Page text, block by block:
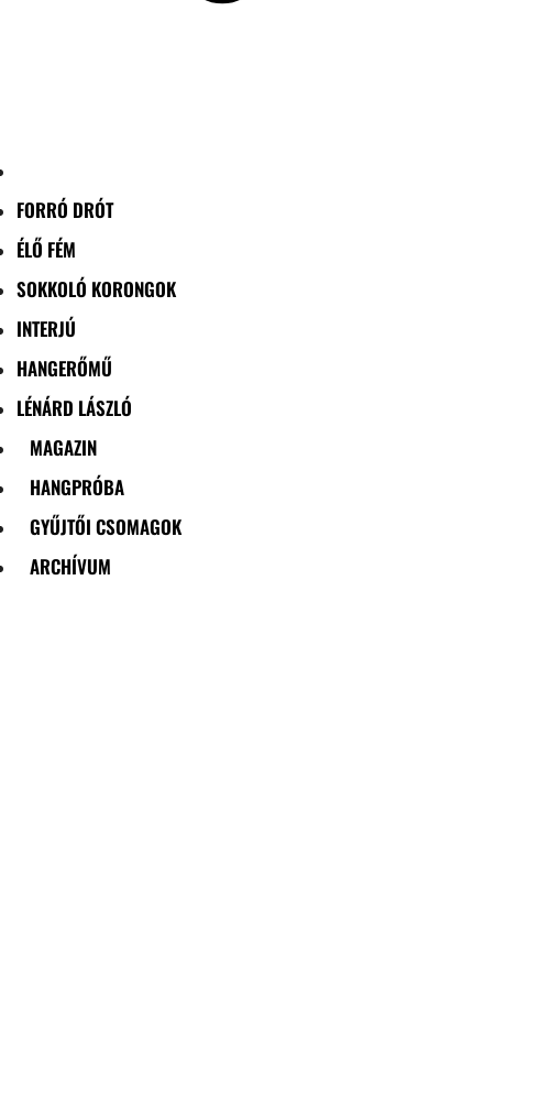
FORRÓ DRÓT
ÉLŐ FÉM
SOKKOLÓ KORONGOK
INTERJÚ
HANGERŐMŰ
LÉNÁRD LÁSZLÓ
MAGAZIN
HANGPRÓBA
GYŰJTŐI CSOMAGOK
ARCHÍVUM